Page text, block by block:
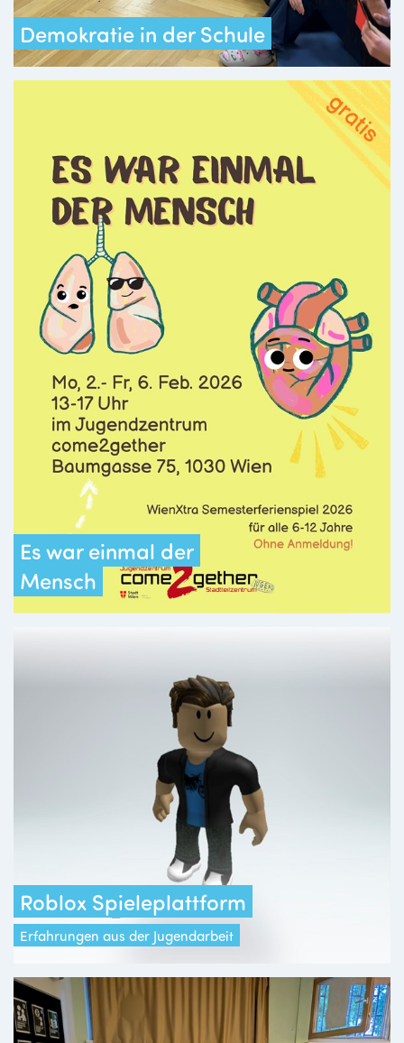
Demokratie in der Schule
Es war einmal der
Mensch
Roblox Spieleplattform
Erfahrungen aus der Jugendarbeit